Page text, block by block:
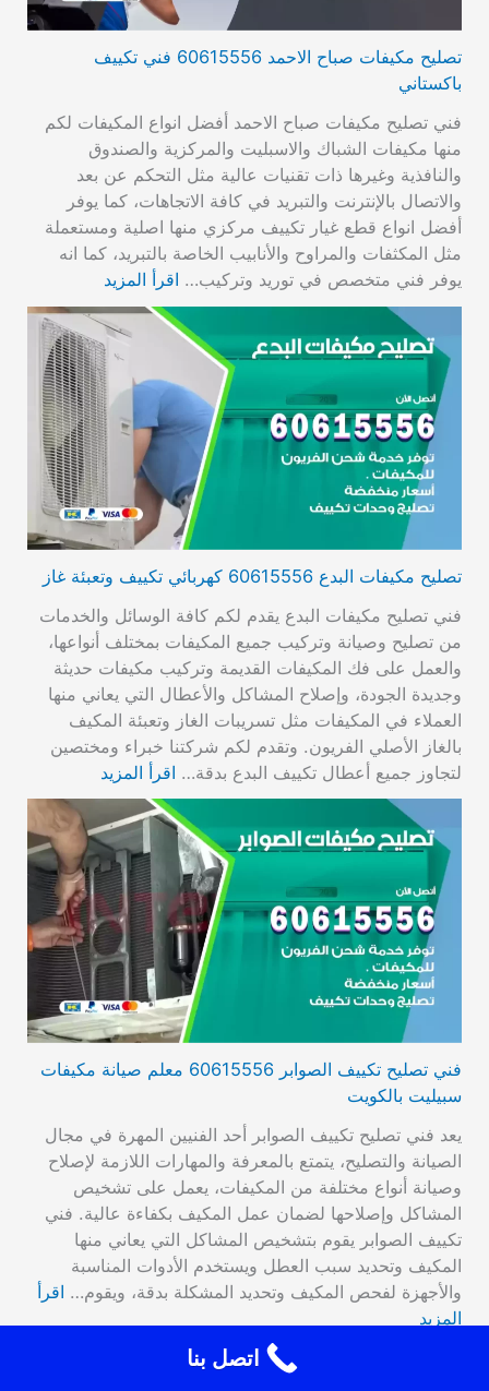
تصليح مكيفات صباح الاحمد 60615556 فني تكييف
باكستاني
فني تصليح مكيفات صباح الاحمد أفضل انواع المكيفات لكم
منها مكيفات الشباك والاسبليت والمركزية والصندوق
والنافذية وغيرها ذات تقنيات عالية مثل التحكم عن بعد
والاتصال بالإنترنت والتبريد في كافة الاتجاهات، كما يوفر
أفضل انواع قطع غيار تكييف مركزي منها اصلية ومستعملة
مثل المكثفات والمراوح والأنابيب الخاصة بالتبريد، كما انه
يوفر فني متخصص في توريد وتركيب… اقرأ المزيد
تصليح مكيفات البدع 60615556 كهربائي تكييف وتعبئة غاز
فني تصليح مكيفات البدع يقدم لكم كافة الوسائل والخدمات
من تصليح وصيانة وتركيب جميع المكيفات بمختلف أنواعها،
والعمل على فك المكيفات القديمة وتركيب مكيفات حديثة
وجديدة الجودة، وإصلاح المشاكل والأعطال التي يعاني منها
العملاء في المكيفات مثل تسريبات الغاز وتعبئة المكيف
بالغاز الأصلي الفريون. وتقدم لكم شركتنا خبراء ومختصين
لتجاوز جميع أعطال تكييف البدع بدقة… اقرأ المزيد
فني تصليح تكييف الصوابر 60615556 معلم صيانة مكيفات
سبيليت بالكويت
يعد فني تصليح تكييف الصوابر أحد الفنيين المهرة في مجال
الصيانة والتصليح، يتمتع بالمعرفة والمهارات اللازمة لإصلاح
وصيانة أنواع مختلفة من المكيفات، يعمل على تشخيص
المشاكل وإصلاحها لضمان عمل المكيف بكفاءة عالية. فني
تكييف الصوابر يقوم بتشخيص المشاكل التي يعاني منها
المكيف وتحديد سبب العطل ويستخدم الأدوات المناسبة
والأجهزة لفحص المكيف وتحديد المشكلة بدقة، ويقوم… اقرأ
المزيد
اتصل بنا